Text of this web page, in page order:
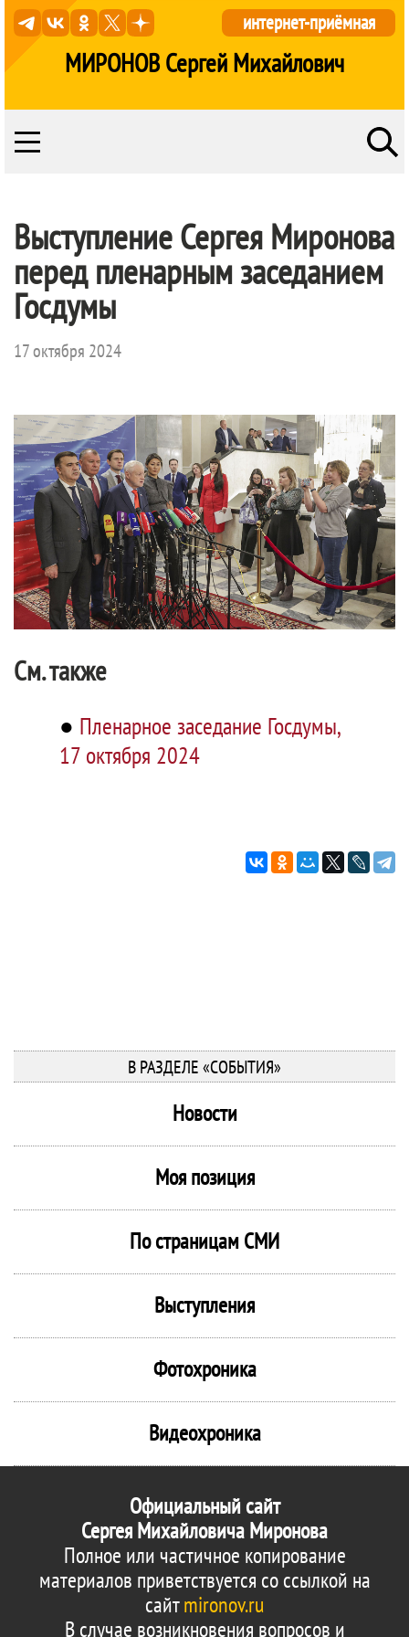
МИРОНОВ Сергей Михайлович
интернет-приёмная
Выступление Сергея Миронова
перед пленарным заседанием
Госдумы
17 октября 2024
См. также
● Пленарное заседание Госдумы,
17 октября 2024
В РАЗДЕЛЕ «СОБЫТИЯ»
Новости
Моя позиция
По страницам СМИ
Выступления
Фотохроника
Видеохроника
Официальный сайт
Сергея Михайловича Миронова
Полное или частичное копирование
материалов приветствуется со ссылкой на
сайтmironov.ru
В случае возникновения вопросов и